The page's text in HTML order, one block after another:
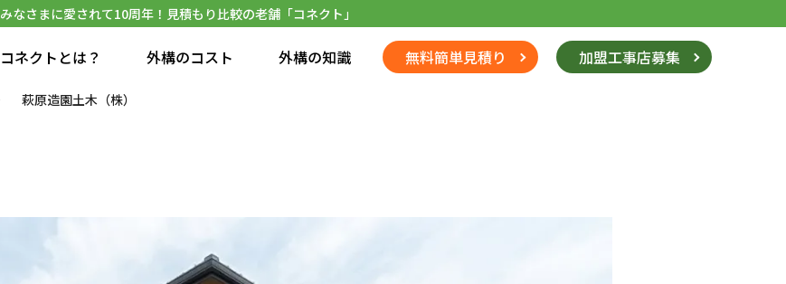
みなさまに愛されて10周年！見積もり比較の老舗「コネクト」
コネクトとは？ 外構のコスト 外構の知識 無料簡単見積り 加盟工事店募集
萩原造園土木（株）